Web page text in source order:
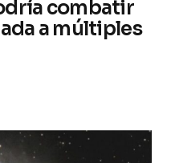
combatir
a múltiples